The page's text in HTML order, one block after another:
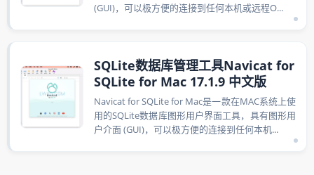
(GUI)，可以极方便的连接到任何本机或远程O...
SQLite数据库管理工具Navicat for
SQLite for Mac 17.1.9 中文版
Navicat for SQLite for Mac是一款在MAC系统上使
用的SQLite数据库图形用户界面工具，具有图形用
户介面 (GUI)，可以极方便的连接到任何本机...